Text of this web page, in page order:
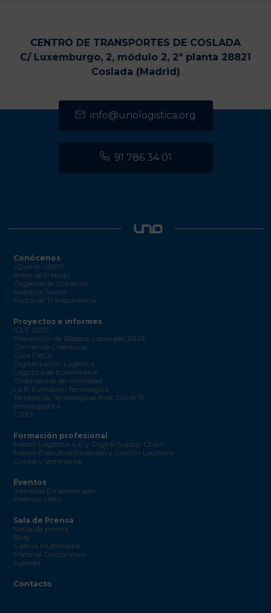
CENTRO DE TRANSPORTES DE COSLADA
C/ Luxemburgo, 2, módulo 2, 2ª planta 28821
Coslada (Madrid)
info@unologistica.org
91 786 34 01
Conócenos
¿Qué es UNO?
Áreas de trabajo
Órganos de Gobierno
Nuestros Socios
Portal de Transparencia
Proyectos e informes
ICLE 2023
Prevención de Riesgos Laborales 2026
Convenios Colectivos
Guía DeCA
Digitalización Logística
Logística de Ecommerce
Ordenanzas de movilidad
La R-Evolución Tecnológica
Tendencias Tecnológicas Post Covid-19
Inmologística
CITET
Formación profesional
Máster Logística 4.0 y Digital Supply Chain
Máster Executive Dirección y Gestión Logística
Cursos y seminarios
Eventos
Jornadas Empresariales
Premios UNO
Sala de Prensa
Notas de prensa
Blog
Galería Multimedia
Material Corporativo
Agenda
Contacto